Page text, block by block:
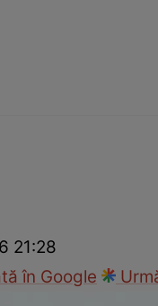
21:28
în Google